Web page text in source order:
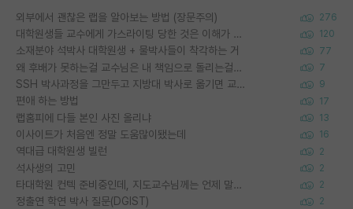
외부에서 괜찮은 랩을 알아보는 방법 (장문주의) 276
대학원생들 교수에게 가스라이팅 당한 것은 이해가 갑니다. 안타깝네요. 120
소재분야 석박사 대학원생 + 물박사들이 착각하는 거 77
왜 후배가 못하는걸 교수님은 내 책임으로 돌리는걸까요? 7
SSH 박사과정을 그만두고 지방대 박사로 옮기면 교수의 꿈은 끝일까요? 9
편애 하는 방법 17
랩홈피에 다들 본인 사진 올리냐 13
이사이트가 처음엔 정말 도움많이됐는데 16
역대급 대학원생 빌런 2
석사생의 고민 2
타대학원 컨텍 준비중인데, 지도교수님께는 언제 말씀드려야 할까요? 2
정출연 학연 박사 질문(DGIST) 2